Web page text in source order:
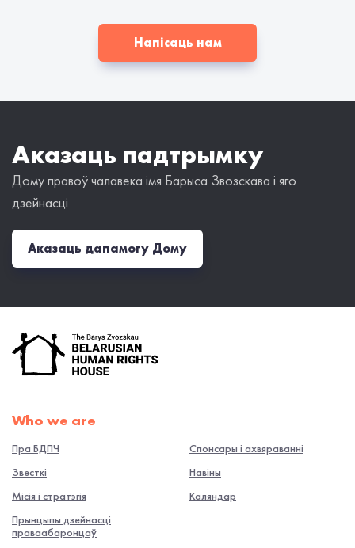
Напісаць нам
Аказаць падтрымку
Дому правоў чалавека імя Барыса Звозскава і яго
дзейнасці
Аказаць дапамогу Дому
Who we are
Пра БДПЧ
Звесткі
Місія і стратэгія
Прынцыпы дзейнасці
праваабаронцаў
Спонсары і ахвяраванні
Навiны
Каляндар